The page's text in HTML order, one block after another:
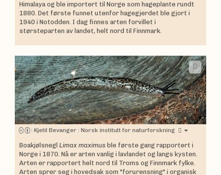
Himalaya og ble importert til Norge som hageplante rundt
1880. Det første funnet utenfor hagegjerdet ble gjort i
1940 i Notodden. I dag finnes arten forvillet i
størsteparten av landet, helt nord til Finnmark.
| Kjetil Bevanger | Norsk institutt for naturforskning
Boakjølsnegl Limax maximus ble første gang rapportert i
Norge i 1870. Nå er arten vanlig i lavlandet og langs kysten.
Arten er rapportert helt nord til Troms og Finnmark fylke.
Arten sprer seg i hovedsak som "forurensning" i organisk